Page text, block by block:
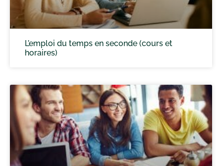
L’emploi du temps en seconde (cours et
horaires)